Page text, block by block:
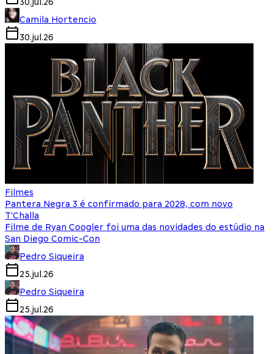
Camila Hortencio
30.jul.26
Filmes
Pantera Negra 3 é confirmado para 2028, com novo
T'Challa
Filme de Ryan Coogler foi uma das novidades do estúdio na
San Diego Comic-Con
Pedro Siqueira
25.jul.26
Pedro Siqueira
25.jul.26